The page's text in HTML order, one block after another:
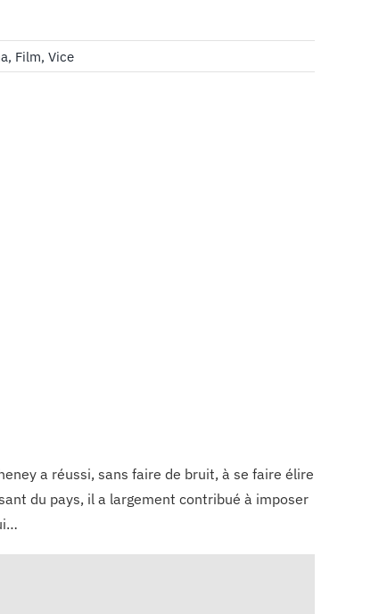
, Film, Vice
a réussi, sans faire de bruit, à se faire élire
du pays, il a largement contribué à imposer